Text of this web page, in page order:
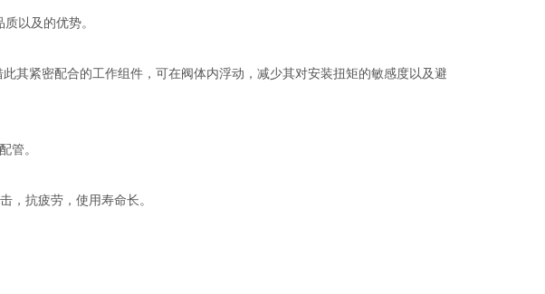
以及的优势。
其紧密配合的工作组件，可在阀体内浮动，减少其对安装扭矩的敏感度以及避
管。
，抗疲劳，使用寿命长。